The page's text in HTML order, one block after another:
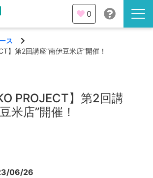
0
ス
】第2回講座”南伊豆米店”開催！
PROJECT】第2回講
米店”開催！
06/26